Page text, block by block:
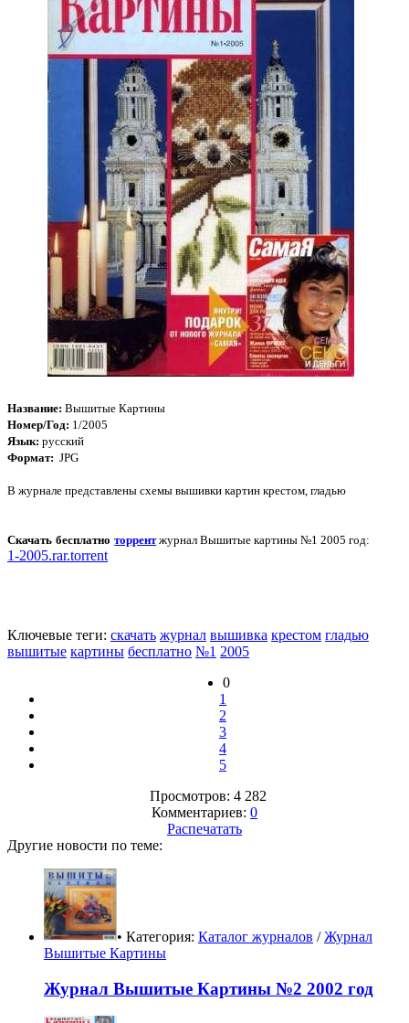
Название: Вышитые Картины
Номер/Год: 1/2005
Язык: русский
Формат: JPG
В журнале представлены схемы вышивки картин крестом, гладью
Скачать бесплатноторрентжурнал Вышитые картины №1 2005 год:
1-2005.rar.torrent
Ключевые теги: скачать журнал вышивка крестом гладью
вышитые картины бесплатно №1 2005
0
1
2
3
4
5
Просмотров: 4 282
Комментариев: 0
Распечатать
Другие новости по теме:
• Категория: Каталог журналов /Журнал
Вышитые Картины
Журнал Вышитые Картины №2 2002 год